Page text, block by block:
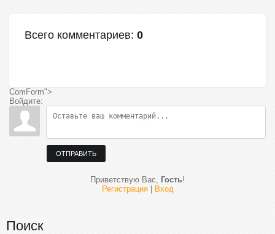
Всего комментариев: 0
ComForm">
Войдите:
ОТПРАВИТЬ
Приветствую Вас, Гость!
Регистрация| Вход
Поиск